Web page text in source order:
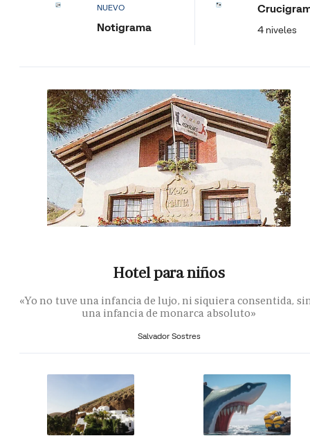
NUEVO
Notigrama 4 niveles
Hotel para niños
«Yo no tuve una infancia de lujo, ni siquiera consentida,
una infancia de monarca absoluto»
Salvador Sostres